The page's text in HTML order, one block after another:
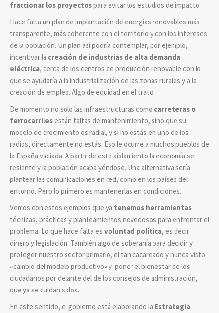
fraccionar los proyectospara evitar los estudios de impacto.
Hace falta un plan de implantación de energías renovables más
transparente, más coherente con el territorio y con los intereses
de la población. Un plan así podría contemplar, por ejemplo,
incentivar la creación de industrias de alta demanda
eléctrica, cerca de los centros de producción renovable con lo
que se ayudaría a la industrialización de las zonas rurales y a la
creación de empleo. Algo de equidad en el trato.
De momento no solo las infraestructuras como carreteras o
ferrocarrilesestán faltas de mantenimiento, sino que su
modelo de crecimiento es radial, y si no estás en uno de los
radios, directamente no estás. Eso le ocurre a muchos pueblos de
la España vaciada. A partir de este aislamiento la economía se
resiente y la población acaba yéndose. Una alternativa sería
plantear las comunicaciones en red, como en los países del
entorno. Pero lo primero es mantenerlas en condiciones.
Vemos con estos ejemplos que ya tenemos herramientas
técnicas, prácticas y planteamientos novedosos para enfrentar el
problema. Lo que hace falta es voluntad política, es decir
dinero y legislación. También algo de soberanía para decidir y
proteger nuestro sector primario, el tan cacareado y nunca visto
«cambio del modelo productivo» y poner el bienestar de los
ciudadanos por delante del de los consejos de administración,
que ya se cuidan solos.
En este sentido, el gobierno está elaborando la Estrategia